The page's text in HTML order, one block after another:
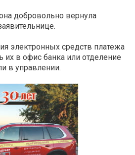
добровольно вернула
электронных средств платежа
их в офис банка или отделение
в управлении.